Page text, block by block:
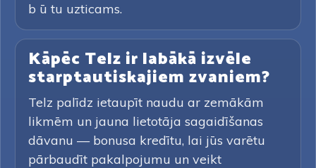
b ū tu uzticams.
Kāpēc Telz ir labākā izvēle
starptautiskajiem zvaniem?
Telz palīdz ietaupīt naudu ar zemākām
likmēm un jauna lietotāja sagaidīšanas
dāvanu — bonusa kredītu, lai jūs varētu
pārbaudīt pakalpojumu un veikt